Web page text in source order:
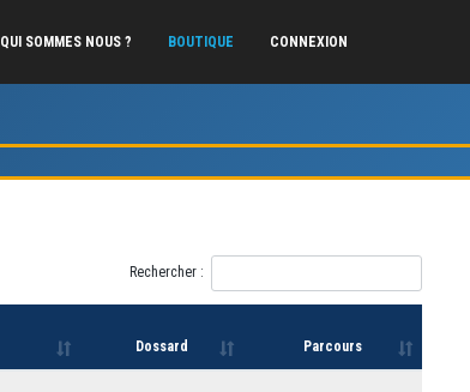
QUI SOMMES NOUS ? BOUTIQUE CONNEXION
Rechercher :
Dossard Parcours